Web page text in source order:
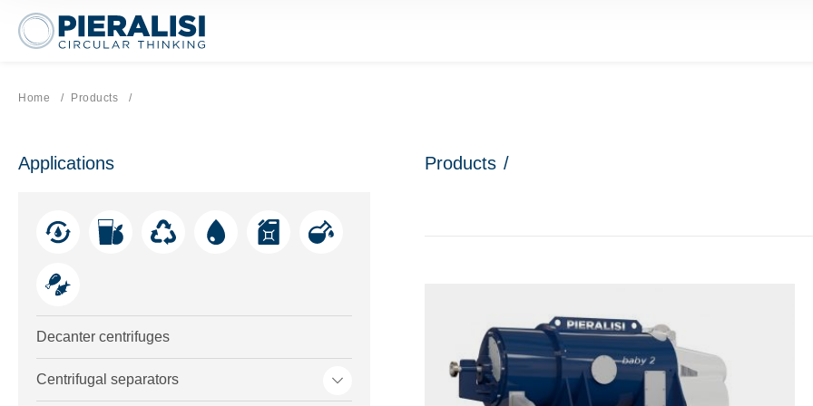
Pieralisi Maip Spa
Home Products
Applications
Decanter centrifuges
Centrifugal separators
Products /